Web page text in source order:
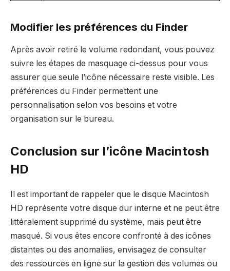
Modifier les préférences du Finder
Après avoir retiré le volume redondant, vous pouvez
suivre les étapes de masquage ci-dessus pour vous
assurer que seule l’icône nécessaire reste visible. Les
préférences du Finder permettent une
personnalisation selon vos besoins et votre
organisation sur le bureau.
Conclusion sur l’icône Macintosh
HD
Il est important de rappeler que le disque Macintosh
HD représente votre disque dur interne et ne peut être
littéralement supprimé du système, mais peut être
masqué. Si vous êtes encore confronté à des icônes
distantes ou des anomalies, envisagez de consulter
des ressources en ligne sur la gestion des volumes ou